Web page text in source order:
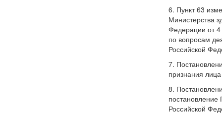
6. Пункт 63
Министерства
Федерации от 4
по вопросам
Российской
7.
признания
8.
постановление
Российской